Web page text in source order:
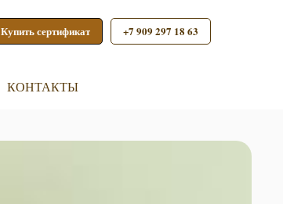
Купить сертификат +7 909 297 18 63
КОНТАКТЫ